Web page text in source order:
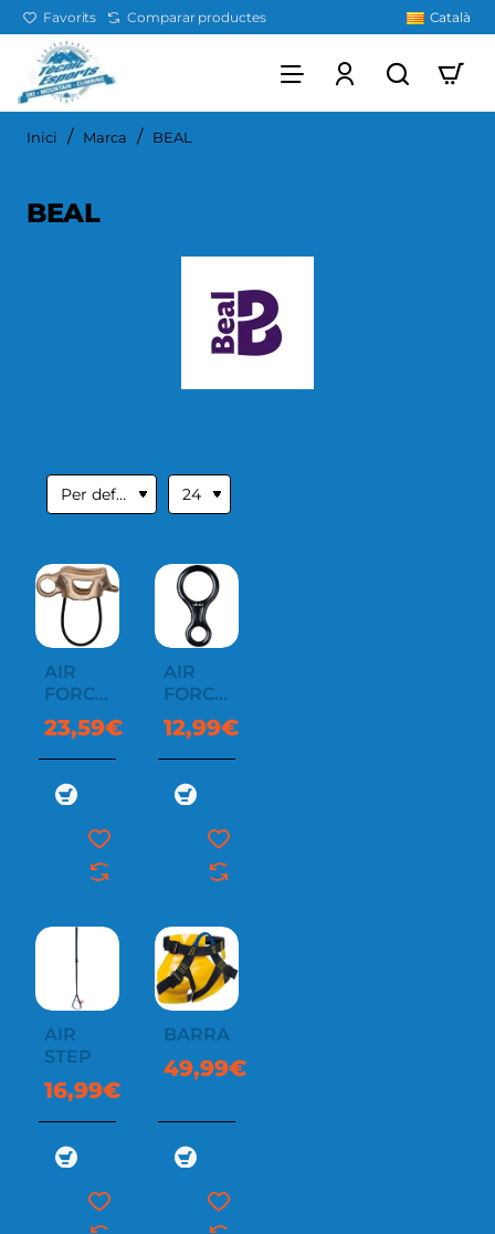
Favorits Comparar productes Català
Inici homeMarca BEAL
BEAL
AIR
FORCE
3
23,59€
AIR
FORCE
8
12,99€
AIR
STEP
16,99€
BARRANCO
49,99€